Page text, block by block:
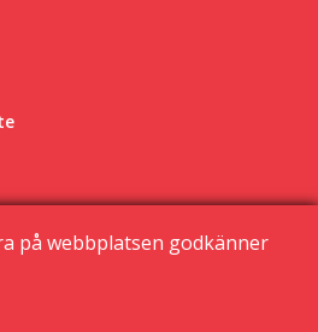
på webbplatsen godkänner